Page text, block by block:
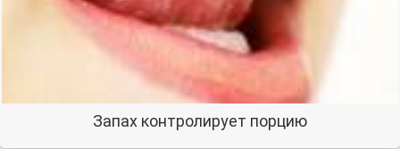
Запах контролирует порцию